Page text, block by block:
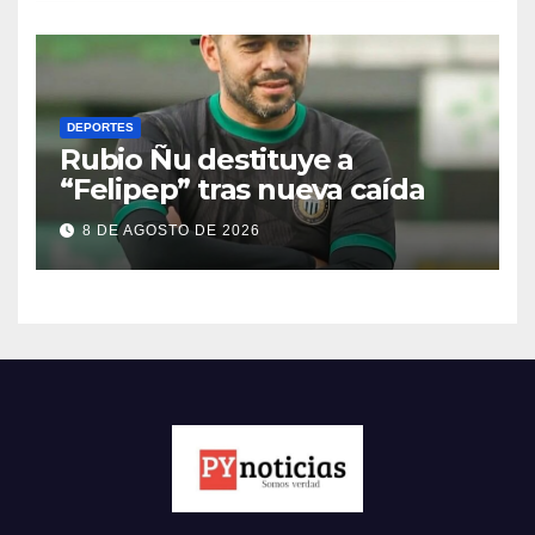
DEPORTES
Rubio Ñu destituye a
“Felipep” tras nueva caída
8 DE AGOSTO DE 2026